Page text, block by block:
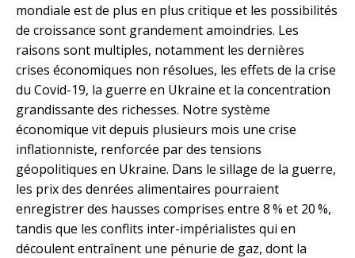
mondiale est de plus en plus critique et les possibilités
de croissance sont grandement amoindries. Les
raisons sont multiples, notamment les dernières
crises économiques non résolues, les effets de la crise
du Covid-19, la guerre en Ukraine et la concentration
grandissante des richesses. Notre système
économique vit depuis plusieurs mois une crise
inflationniste, renforcée par des tensions
géopolitiques en Ukraine. Dans le sillage de la guerre,
les prix des denrées alimentaires pourraient
enregistrer des hausses comprises entre 8 % et 20 %,
tandis que les conflits inter-impérialistes qui en
découlent entraînent une pénurie de gaz, dont la